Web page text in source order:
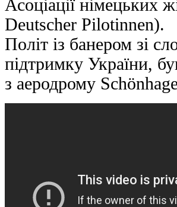
Асоціації німецьких
Deutscher Pilotinnen).
Політ із банером зі
підтримку України,
з аеродрому